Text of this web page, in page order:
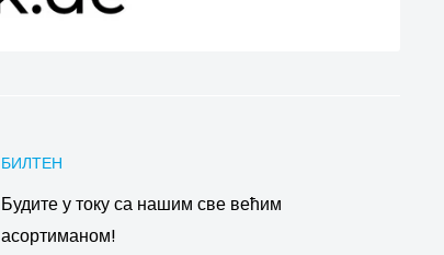
БИЛТЕН
Будите у току са нашим све већим
асортиманом!